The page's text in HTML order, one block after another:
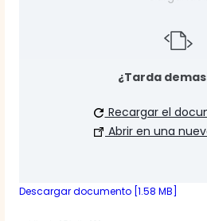
¿Tarda
Recargar el
Abrir en una
Descargar documento [1.58 MB]